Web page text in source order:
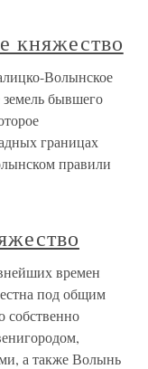
княжество
Волынское
бывшего
границах
правили
времен
под общим
собственно
а также Волынь